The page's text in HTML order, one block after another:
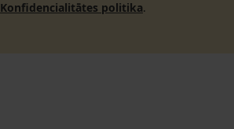
Konfidencialitātes politika.